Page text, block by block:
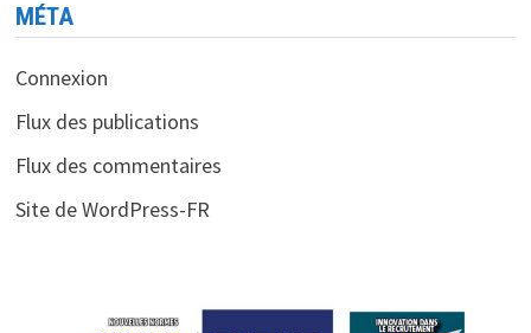
MÉTA
Connexion
Flux des publications
Flux des commentaires
Site de WordPress-FR